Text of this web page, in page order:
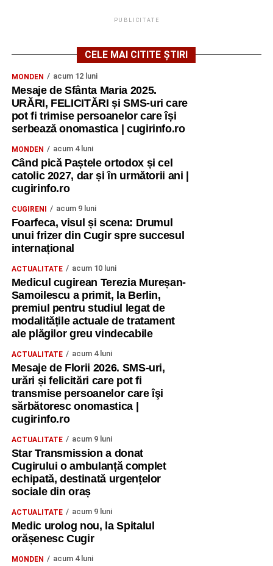
PUBLICITATE
CELE MAI CITITE ȘTIRI
MONDEN acum 12 luni
Mesaje de Sfânta Maria 2025.
URĂRI, FELICITĂRI și SMS-uri care
pot fi trimise persoanelor care își
serbează onomastica | cugirinfo.ro
MONDEN acum 4 luni
Când pică Paștele ortodox și cel
catolic 2027, dar și în următorii ani |
cugirinfo.ro
CUGIRENI acum 9 luni
Foarfeca, visul și scena: Drumul
unui frizer din Cugir spre succesul
internațional
ACTUALITATE acum 10 luni
Medicul cugirean Terezia Mureșan-
Samoilescu a primit, la Berlin,
premiul pentru studiul legat de
modalitățile actuale de tratament
ale plăgilor greu vindecabile
ACTUALITATE acum 4 luni
Mesaje de Florii 2026. SMS-uri,
urări și felicitări care pot fi
transmise persoanelor care îşi
sărbătoresc onomastica |
cugirinfo.ro
ACTUALITATE acum 9 luni
Star Transmission a donat
Cugirului o ambulanță complet
echipată, destinată urgențelor
sociale din oraș
ACTUALITATE acum 9 luni
Medic urolog nou, la Spitalul
orășenesc Cugir
MONDEN acum 4 luni